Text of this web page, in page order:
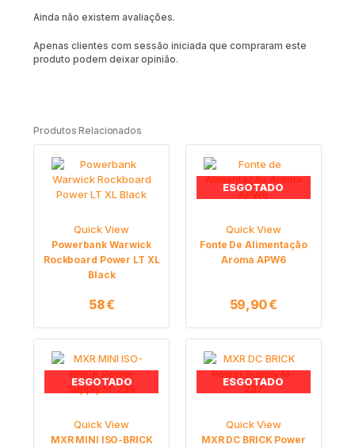
Ainda não existem avaliações.
Apenas clientes com sessão iniciada que compraram este
produto podem deixar opinião.
Produtos Relacionados
Quick View
Powerbank Warwick
Rockboard Power LT XL
Black
58€
ESGOTADO
Quick View
Fonte De Alimentação
Aroma APW6
59,90€
ESGOTADO
Quick View
MXR MINI ISO-BRICK
ESGOTADO
Quick View
MXR DC BRICK Power